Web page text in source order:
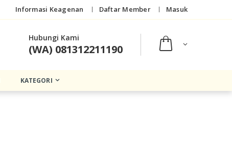
Informasi Keagenan Daftar Member Masuk
Hubungi Kami
(WA) 081312211190
KATEGORI